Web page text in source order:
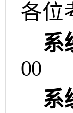
各位
系
00
系